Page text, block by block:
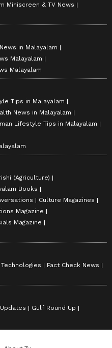
Miniscreen & TV News
in Malayalam
Malayalam
Malayalam
Tips in Malayalam
News in Malayalam
Lifestyle Tips in Malayalam
(Agriculture)
Books
Culture Magazines
Magazine
Magazine
Technologies
Fact Check News
Gulf Round Up